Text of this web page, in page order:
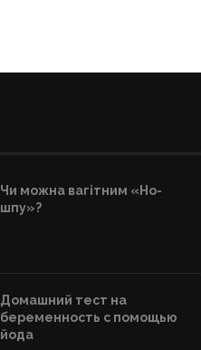
Чи можна вагітним «Но-
шпу»?
Домашний тест на
беременность с помощью
йода